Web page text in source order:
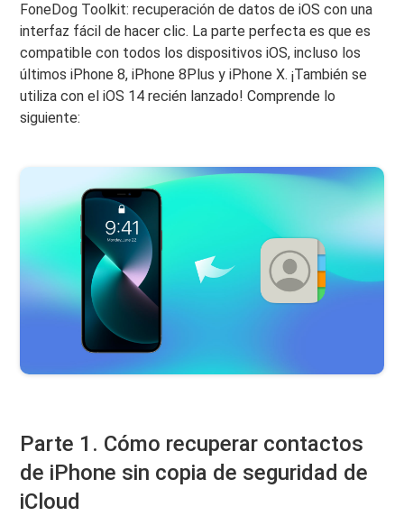
FoneDog Toolkit: recuperación de datos de iOS con una
interfaz fácil de hacer clic. La parte perfecta es que es
compatible con todos los dispositivos iOS, incluso los
últimos iPhone 8, iPhone 8Plus y iPhone X. ¡También se
utiliza con el iOS 14 recién lanzado! Comprende lo
siguiente:
Parte 1. Cómo recuperar contactos
de iPhone sin copia de seguridad de
iCloud